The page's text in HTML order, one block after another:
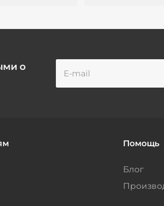
о
Помощь
Блог